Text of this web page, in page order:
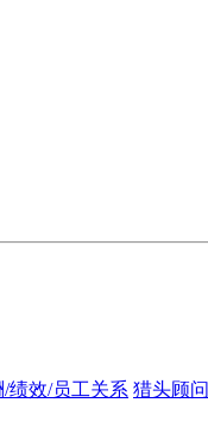
/绩效/员工关系 猎头顾问